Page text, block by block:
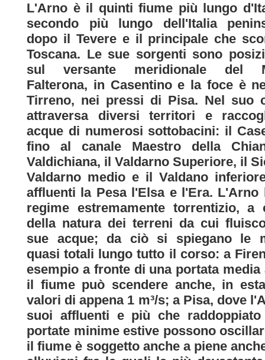
L'Arno è il quinti fiume più lungo
secondo più lungo dell'Italia
dopo il Tevere e il principale che
Toscana. Le sue sorgenti sono
sul versante meridionale del
Falterona, in Casentino e la foce è
Tirreno, nei pressi di Pisa. Nel suo
attraversa diversi territori e
acque di numerosi sottobacini: il
fino al canale Maestro della
Valdichiana, il Valdarno Superiore, il
Valdarno medio e il Valdano
affluenti la Pesa l'Elsa e l'Era. L'Arno
regime estremamente torrentizio, a
della natura dei terreni da cui
sue acque; da ciò si spiegano le
quasi totali lungo tutto il corso: a
esempio a fronte di una portata
il fiume può scendere anche, in
valori di appena 1 m³/s; a Pisa, dove
suoi affluenti e più che
portate minime estive possono
il fiume è soggetto anche a piene